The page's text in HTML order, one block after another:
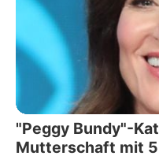
"Peggy Bundy"-
Mutterschaft mit